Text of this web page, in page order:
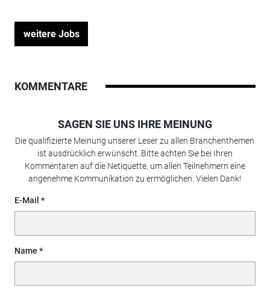
weitere Jobs
KOMMENTARE
SAGEN SIE UNS IHRE MEINUNG
Die qualifizierte Meinung unserer Leser zu allen Branchenthemen
ist ausdrücklich erwünscht. Bitte achten Sie bei Ihren
Kommentaren auf die Netiquette, um allen Teilnehmern eine
angenehme Kommunikation zu ermöglichen. Vielen Dank!
E-Mail
Name